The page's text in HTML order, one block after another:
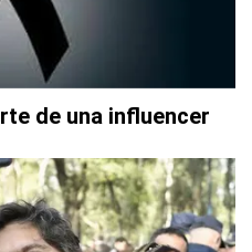
de una influencer